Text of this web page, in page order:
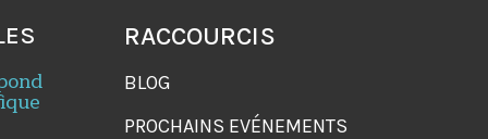
RACCOURCIS
BLOG
PROCHAINS EVÉNEMENTS